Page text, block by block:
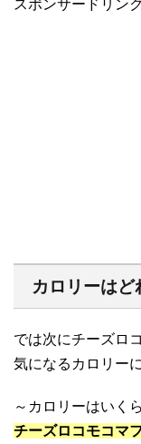
スポンサードリンク
カロリーはど
では次にチーズロ
気になるカロリー
～カロリーはいく
チーズロコモコマ